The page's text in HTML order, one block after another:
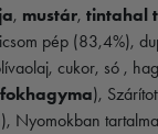
, mustár, tintahal
pép (83,4%),
cukor, só ,
fokhagyma),
Nyomokban